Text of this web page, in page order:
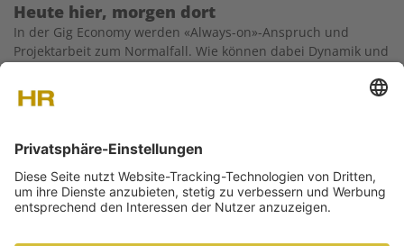
Heute hier, morgen dort
In der Gig Economy werden «Always-on»-Anspruch und
Projektarbeit zum Normalfall. Wie können dabei Dynamik und
Zusammenarbeit mit dem Gottlieb Duttweiler Institut (GDI)
wirft swissstaffing für sein 50-Jahre-Jubiläum einen Blick in